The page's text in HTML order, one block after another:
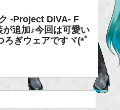
-Project DIVA- F
追加♪今回は可愛い
ろぎウェアですヾ(*ﾟ